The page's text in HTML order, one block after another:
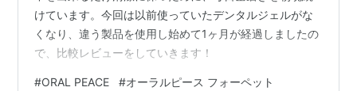
けています。今回は以前使っていたデンタルジェルがな
くなり、違う製品を使用し始めて1ヶ月が経過しましたの
で、比較レビューをしていきます！
#ORAL PEACE #オーラルピース フォーペット